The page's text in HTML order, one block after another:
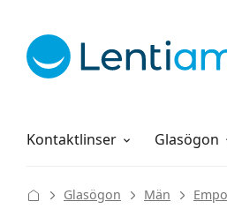
Kontaktlinser
Linsvätskor Glasögon
Allt om att handla hos oss
Glasögon Män